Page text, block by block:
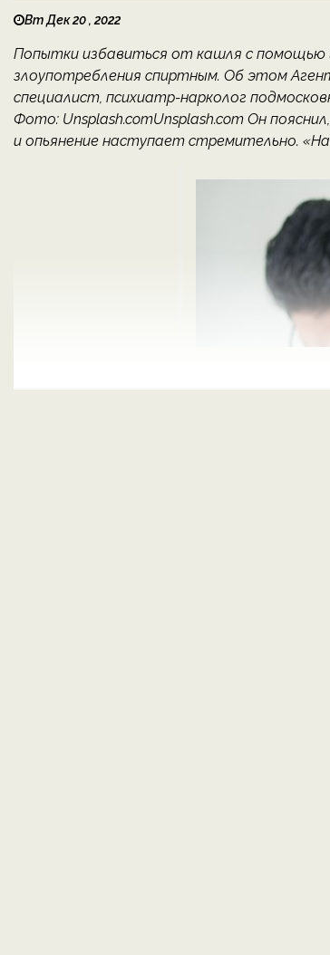
Вт Дек 20 , 2022
Попытки избавиться от кашля с помощью
злоупотребления спиртным. Об этом
специалист, психиатр-нарколог
Фото: Unsplash.comUnsplash.com Он
и опьянение наступает стремительно.